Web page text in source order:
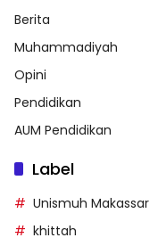
Berita
Muhammadiyah
Opini
Pendidikan
AUM Pendidikan
Label
Unismuh Makassar
khittah